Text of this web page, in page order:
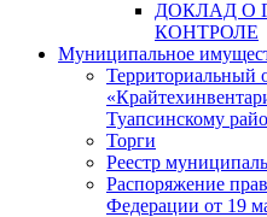
ДОКЛАД О
КОНТРОЛЕ
Муниципальное
Территориальный
Туапсинскому
Торги
Реестр
Распоряжение
Федерации от 19